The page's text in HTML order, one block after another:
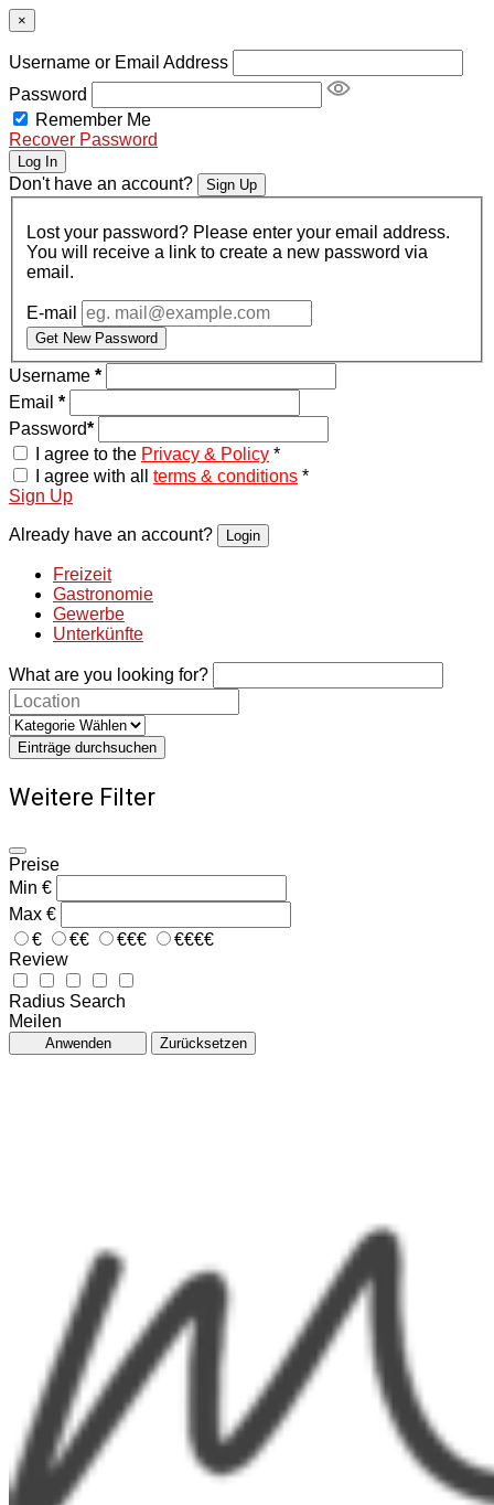
×
Username or Email Address
Password
Remember Me
Recover Password
Log In
Don't have an account? Sign Up
Lost your password? Please enter your email address.
You will receive a link to create a new password via
email.
E-mail
Get New Password
Username *
Email *
Password*
I agree to the Privacy & Policy *
I agree with all terms & conditions *
Sign Up
Already have an account? Login
Freizeit
Gastronomie
Gewerbe
Unterkünfte
What are you looking for?
Einträge durchsuchen
Weitere Filter
Preise
Min €
Max €
€
€€ €€€
€€€€
Review
Radius Search
Meilen
Anwenden Zurücksetzen